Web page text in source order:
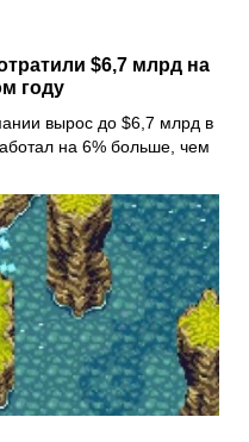
$6,7 млрд на
году
вырос до $6,7 млрд в
на 6% больше, чем